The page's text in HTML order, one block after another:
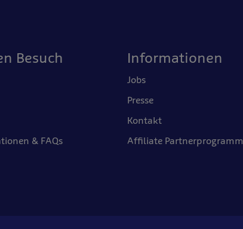
Besuch
& FAQs
Informationen
Jobs
Presse
Kontakt
Affiliate Partnerprogramm